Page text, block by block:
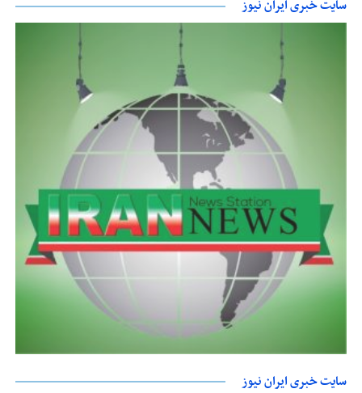
سایت خبری ایران نیوز
سایت خبری ایران نیوز